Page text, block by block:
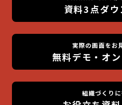
資料3点ダウ
実際の画面をお
無料デモ・オ
組織づくり